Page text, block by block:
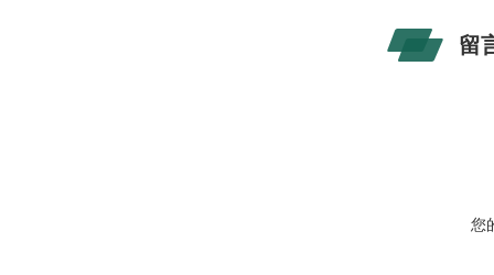
留
您